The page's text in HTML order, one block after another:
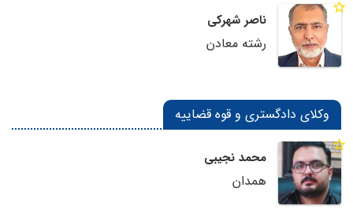
ناصر شهرکی
رشته معادن
وکلای دادگستری و قوه قضاییه
محمد نجیبی
همدان